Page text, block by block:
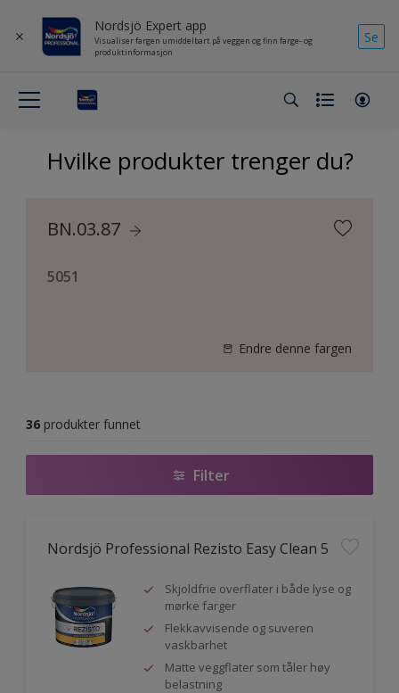
Nordsjö Expert app
Visualiser fargen umiddelbart på veggen og finn farge- og
produktinformasjon
Se
Hvilke produkter trenger du?
BN.03.87
5051
Endre denne fargen
36 produkter funnet
Filter
Nordsjö Professional Rezisto Easy Clean 5
Skjoldfrie overflater i både lyse og
mørke farger
Flekkavvisende og suveren
vaskbarhet
Matte veggflater som tåler høy
belastning